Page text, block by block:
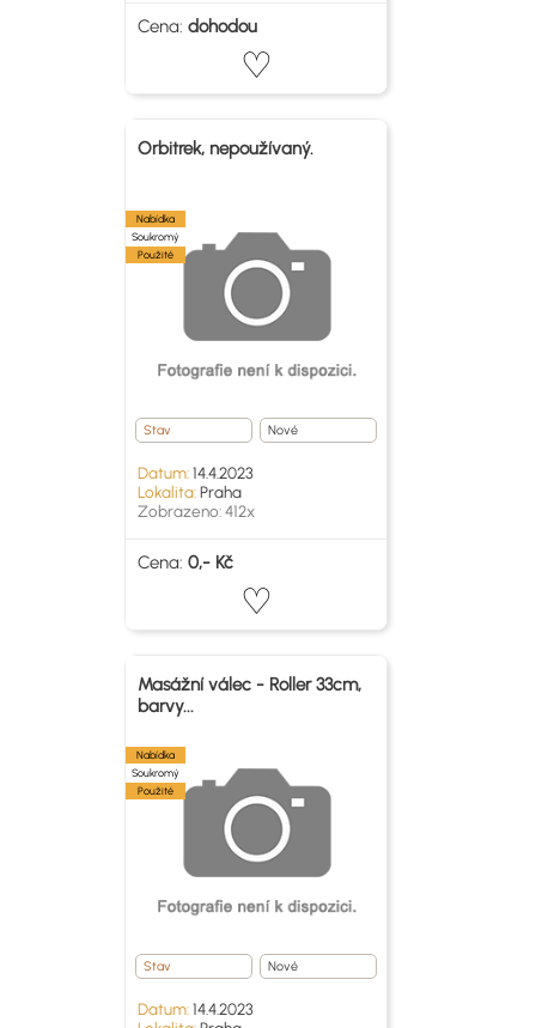
Cena: dohodou
Orbitrek, nepoužívaný.
Nabídka
Soukromý
Použité
Stav Nové
Datum:14.4.2023
Lokalita:Praha
Zobrazeno: 412x
Cena: 0,- Kč
Masážní válec - Roller 33cm,
barvy...
Nabídka
Soukromý
Použité
Stav Nové
Datum:14.4.2023